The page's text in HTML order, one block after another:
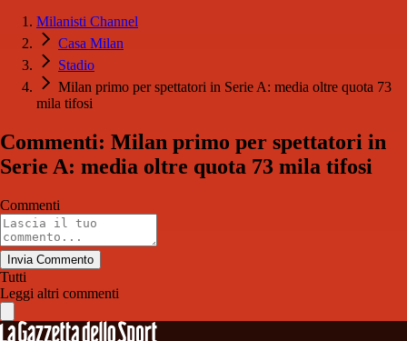
Milanisti Channel
Casa Milan
Stadio
Milan primo per spettatori in Serie A: media oltre quota 73
mila tifosi
Commenti: Milan primo per spettatori in
Serie A: media oltre quota 73 mila tifosi
Commenti
Invia Commento
Tutti
Leggi altri commenti